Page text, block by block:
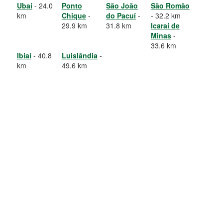
Ubaí - 24.0
km
Ponto
Chique-
29.9 km
São João
do Pacuí -
31.8 km
São Romão
- 32.2 km
Icaraí de
Minas-
33.6 km
Ibiaí - 40.8
km
Luislândia-
49.6 km